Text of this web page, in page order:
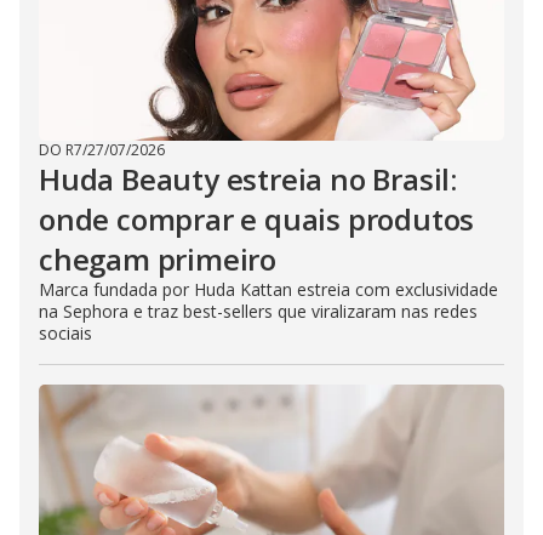
DO R7/27/07/2026
Huda Beauty estreia no Brasil:
onde comprar e quais produtos
chegam primeiro
Marca fundada por Huda Kattan estreia com exclusividade
na Sephora e traz best-sellers que viralizaram nas redes
sociais